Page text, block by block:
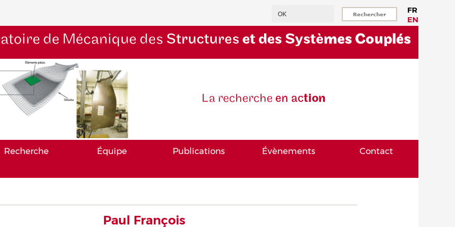
FR
EN
de Mécanique des Structures et des Systèmes Couplés
La recherche en action
Recherche Équipe Publications Évènements Contact
Paul François